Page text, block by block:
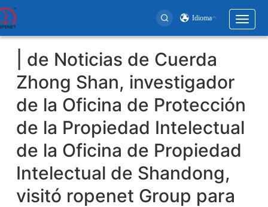
Idioma
Toggle
User
account
menu
| de Noticias de Cuerda
Zhong Shan, investigador
de la Oficina de Protección
de la Propiedad Intelectual
de la Oficina de Propiedad
Intelectual de Shandong,
visitó ropenet Group para